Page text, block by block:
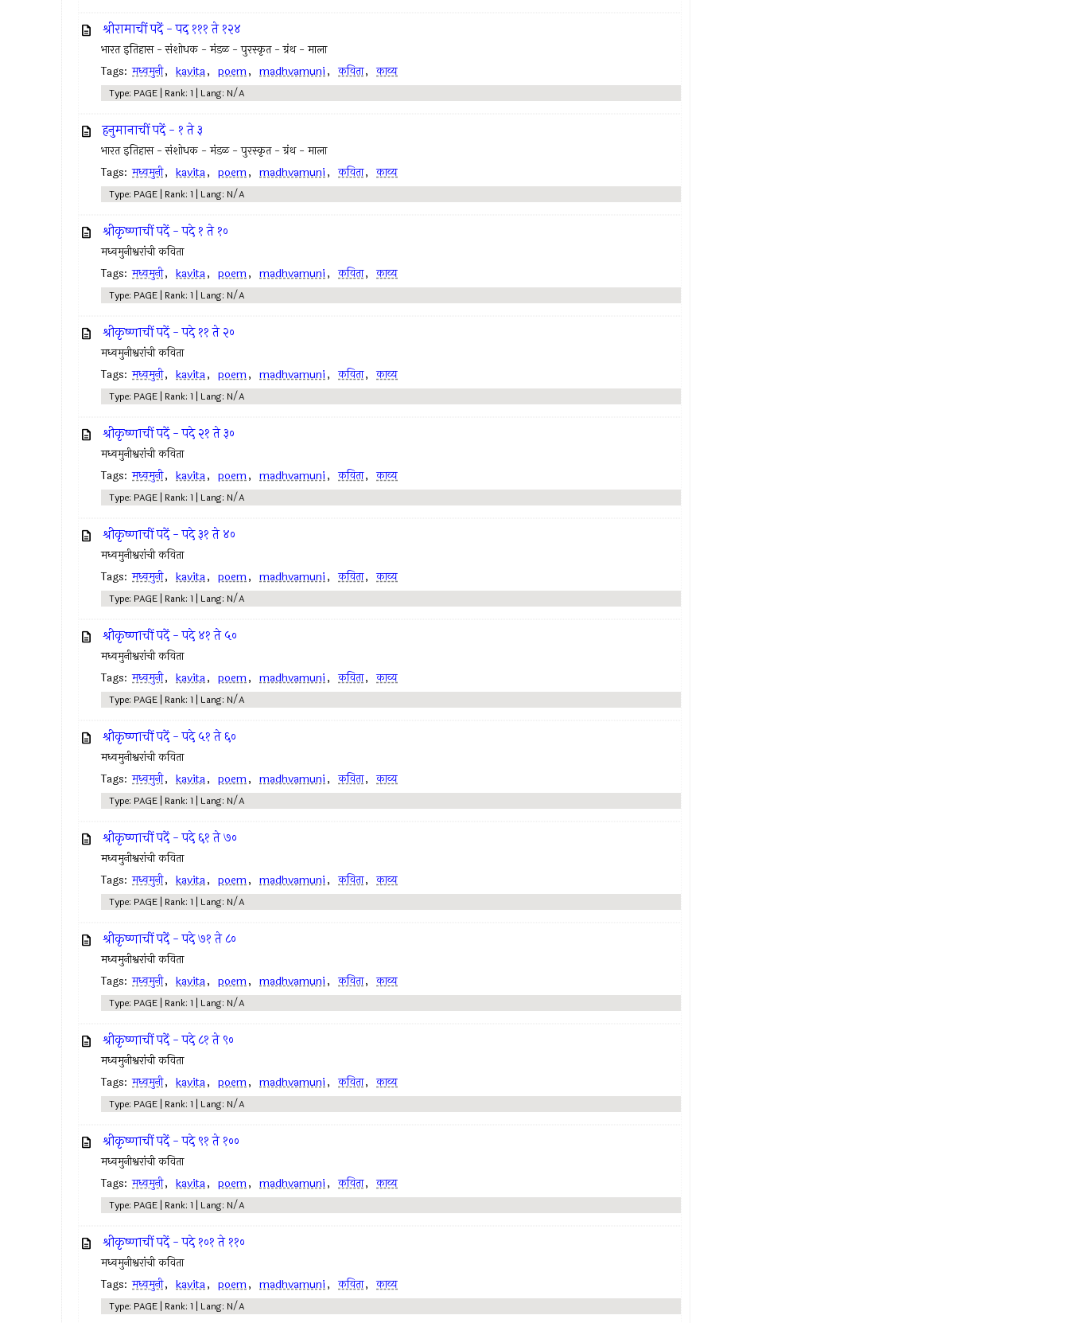
श्रीरामाचीं पदें - पद १११ ते १२४
भारत इतिहास - संशोधक - मंडळ - पुरस्कृत - ग्रंथ - माला
Tags: मध्वमुनी, kavita, poem, madhvamuni, कविता, काव्य
Type: PAGE | Rank: 1 | Lang: N/A
हनुमानाचीं पदें - १ ते ३
भारत इतिहास - संशोधक - मंडळ - पुरस्कृत - ग्रंथ - माला
Tags: मध्वमुनी, kavita, poem, madhvamuni, कविता, काव्य
Type: PAGE | Rank: 1 | Lang: N/A
श्रीकृष्णाचीं पदें - पदे १ ते १०
मध्वमुनीश्वरांची कविता
Tags: मध्वमुनी, kavita, poem, madhvamuni, कविता, काव्य
Type: PAGE | Rank: 1 | Lang: N/A
श्रीकृष्णाचीं पदें - पदे ११ ते २०
मध्वमुनीश्वरांची कविता
Tags: मध्वमुनी, kavita, poem, madhvamuni, कविता, काव्य
Type: PAGE | Rank: 1 | Lang: N/A
श्रीकृष्णाचीं पदें - पदे २१ ते ३०
मध्वमुनीश्वरांची कविता
Tags: मध्वमुनी, kavita, poem, madhvamuni, कविता, काव्य
Type: PAGE | Rank: 1 | Lang: N/A
श्रीकृष्णाचीं पदें - पदे ३१ ते ४०
मध्वमुनीश्वरांची कविता
Tags: मध्वमुनी, kavita, poem, madhvamuni, कविता, काव्य
Type: PAGE | Rank: 1 | Lang: N/A
श्रीकृष्णाचीं पदें - पदे ४१ ते ५०
मध्वमुनीश्वरांची कविता
Tags: मध्वमुनी, kavita, poem, madhvamuni, कविता, काव्य
Type: PAGE | Rank: 1 | Lang: N/A
श्रीकृष्णाचीं पदें - पदे ५१ ते ६०
मध्वमुनीश्वरांची कविता
Tags: मध्वमुनी, kavita, poem, madhvamuni, कविता, काव्य
Type: PAGE | Rank: 1 | Lang: N/A
श्रीकृष्णाचीं पदें - पदे ६१ ते ७०
मध्वमुनीश्वरांची कविता
Tags: मध्वमुनी, kavita, poem, madhvamuni, कविता, काव्य
Type: PAGE | Rank: 1 | Lang: N/A
श्रीकृष्णाचीं पदें - पदे ७१ ते ८०
मध्वमुनीश्वरांची कविता
Tags: मध्वमुनी, kavita, poem, madhvamuni, कविता, काव्य
Type: PAGE | Rank: 1 | Lang: N/A
श्रीकृष्णाचीं पदें - पदे ८१ ते ९०
मध्वमुनीश्वरांची कविता
Tags: मध्वमुनी, kavita, poem, madhvamuni, कविता, काव्य
Type: PAGE | Rank: 1 | Lang: N/A
श्रीकृष्णाचीं पदें - पदे ९१ ते १००
मध्वमुनीश्वरांची कविता
Tags: मध्वमुनी, kavita, poem, madhvamuni, कविता, काव्य
Type: PAGE | Rank: 1 | Lang: N/A
श्रीकृष्णाचीं पदें - पदे १०१ ते ११०
मध्वमुनीश्वरांची कविता
Tags: मध्वमुनी, kavita, poem, madhvamuni, कविता, काव्य
Type: PAGE | Rank: 1 | Lang: N/A